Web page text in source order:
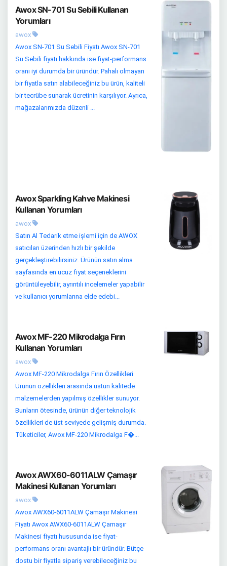
Awox SN-701 Su Sebili Kullanan
Yorumları
awox
Awox SN-701 Su Sebili Fiyatı Awox SN-701
Su Sebili fiyatı hakkında ise fiyat-performans
oranı iyi durumda bir üründür. Pahalı olmayan
bir fiyatla satın alabileceğiniz bu ürün, kaliteli
bir tecrübe sunarak ücretinin karşılıyor. Ayrıca,
mağazalarımızda düzenli ...
Awox Sparkling Kahve Makinesi
Kullanan Yorumları
awox
Satın Al Tedarik etme işlemi için de AWOX
satıcıları üzerinden hızlı bir şekilde
gerçekleştirebilirsiniz. Ürünün satın alma
sayfasında en ucuz fiyat seçeneklerini
görüntüleyebilir, ayrıntılı incelemeler yapabilir
ve kullanıcı yorumlarına elde edebi...
Awox MF-220 Mikrodalga Fırın
Kullanan Yorumları
awox
Awox MF-220 Mikrodalga Fırın Özellikleri
Ürünün özellikleri arasında üstün kalitede
malzemelerden yapılmış özellikler sunuyor.
Bunların ötesinde, ürünün diğer teknolojik
özellikleri de üst seviyede gelişmiş durumda.
Tüketiciler, Awox MF-220 Mikrodalga F�...
Awox AWX60-6011ALW Çamaşır
Makinesi Kullanan Yorumları
awox
Awox AWX60-6011ALW Çamaşır Makinesi
Fiyatı Awox AWX60-6011ALW Çamaşır
Makinesi fiyatı hususunda ise fiyat-
performans oranı avantajlı bir üründür. Bütçe
dostu bir fiyatla sipariş verebileceğiniz bu